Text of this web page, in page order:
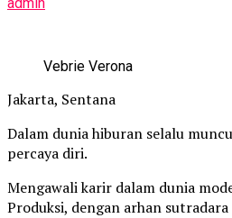
Vebrie Verona
Jakarta, Sentana
Dalam dunia hiburan selalu
percaya diri.
Mengawali karir dalam dunia
Produksi, dengan arhan